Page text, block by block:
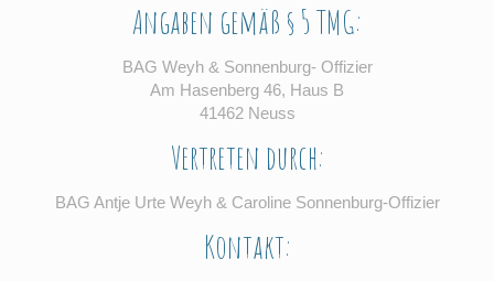
Angaben gemäß § 5 TMG:
BAG Weyh & Sonnenburg- Offizier
Am Hasenberg 46, Haus B
41462 Neuss
Vertreten durch:
BAG Antje Urte Weyh & Caroline Sonnenburg-Offizier
Kontakt: